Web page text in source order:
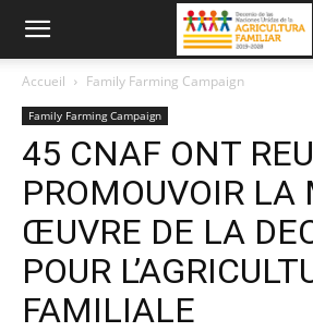
Accueil Family Farming Campaign
Family Farming Campaign
45 CNAF ONT
PROMOUVOIR LA
ŒUVRE DE LA
POUR
FAMILIALE